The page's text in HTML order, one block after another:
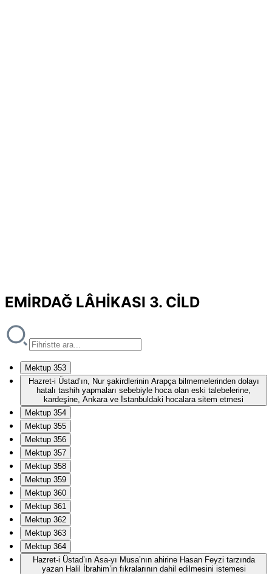
EMİRDAĞ LÂHİKASI 3. CİLD
Mektup 353
Hazret-i Üstad’ın, Nur şakirdlerinin Arapça bilmemelerinden dolayı
hatalı tashih yapmaları sebebiyle hoca olan eski talebelerine,
kardeşine, Ankara ve İstanbuldaki hocalara sitem etmesi
Mektup 354
Mektup 355
Mektup 356
Mektup 357
Mektup 358
Mektup 359
Mektup 360
Mektup 361
Mektup 362
Mektup 363
Mektup 364
Hazret-i Üstad’ın Asa-yı Musa’nın ahirine Hasan Feyzi tarzında
yazan Halil İbrahim’in fıkralarının dahil edilmesini istemesi